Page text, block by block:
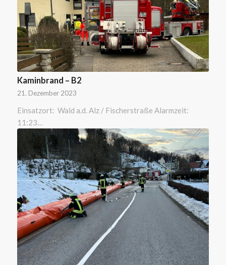
Kaminbrand – B2
21. Dezember 2023
Einsatzort: Wald a.d. Alz / Fischerstraße Alarmzeit:
11:23…